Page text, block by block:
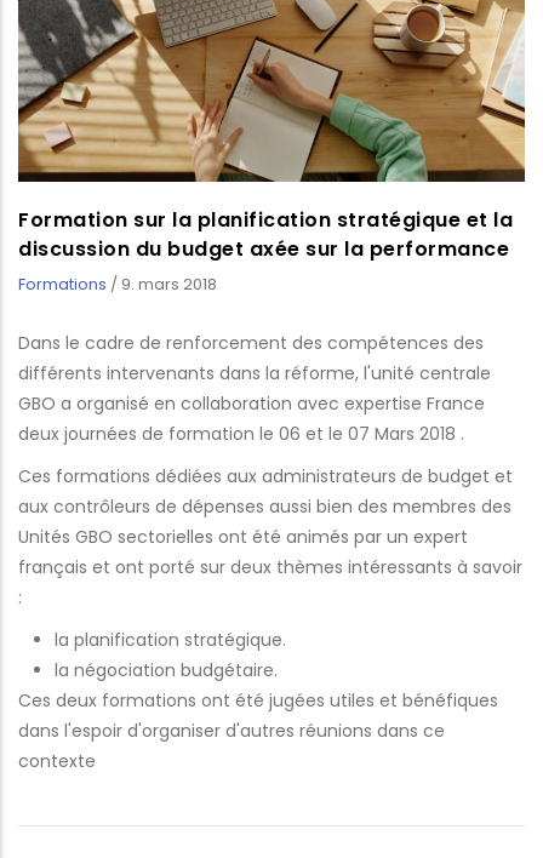
Formation sur la planification stratégique et la
discussion du budget axée sur la performance
Formations / 9. mars 2018
Dans le cadre de renforcement des compétences des
différents intervenants dans la réforme, l'unité centrale
GBO a organisé en collaboration avec expertise France
deux journées de formation le 06 et le 07 Mars 2018 .
Ces formations dédiées aux administrateurs de budget et
aux contrôleurs de dépenses aussi bien des membres des
Unités GBO sectorielles ont été animés par un expert
français et ont porté sur deux thèmes intéressants à savoir
:
la planification stratégique.
la négociation budgétaire.
Ces deux formations ont été jugées utiles et bénéfiques
dans l'espoir d'organiser d'autres réunions dans ce
contexte